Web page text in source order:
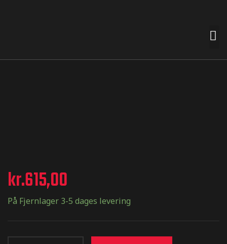
kr.615,00
På Fjernlager 3-5 dages levering